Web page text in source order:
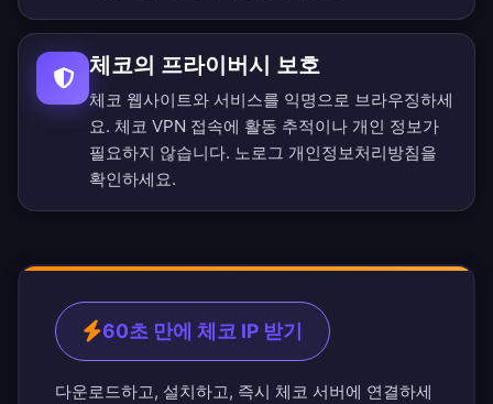
체코의 프라이버시 보호
체코 웹사이트와 서비스를 익명으로 브라우징하세
요. 체코 VPN 접속에 활동 추적이나 개인 정보가
필요하지 않습니다. 노로그 개인정보처리방침을
확인하세요.
60초 만에 체코 IP 받기
다운로드하고, 설치하고, 즉시 체코 서버에 연결하세